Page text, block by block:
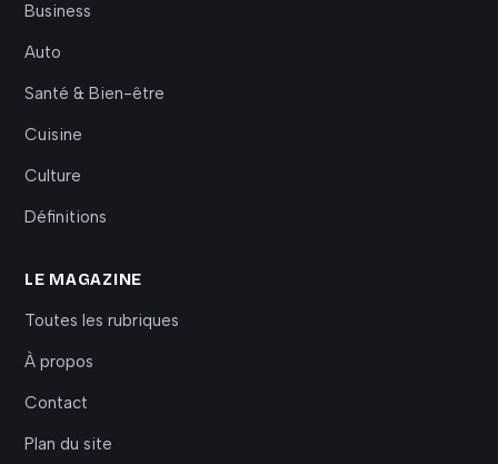
Business
Auto
Santé & Bien-être
Cuisine
Culture
Définitions
LE MAGAZINE
Toutes les rubriques
À propos
Contact
Plan du site